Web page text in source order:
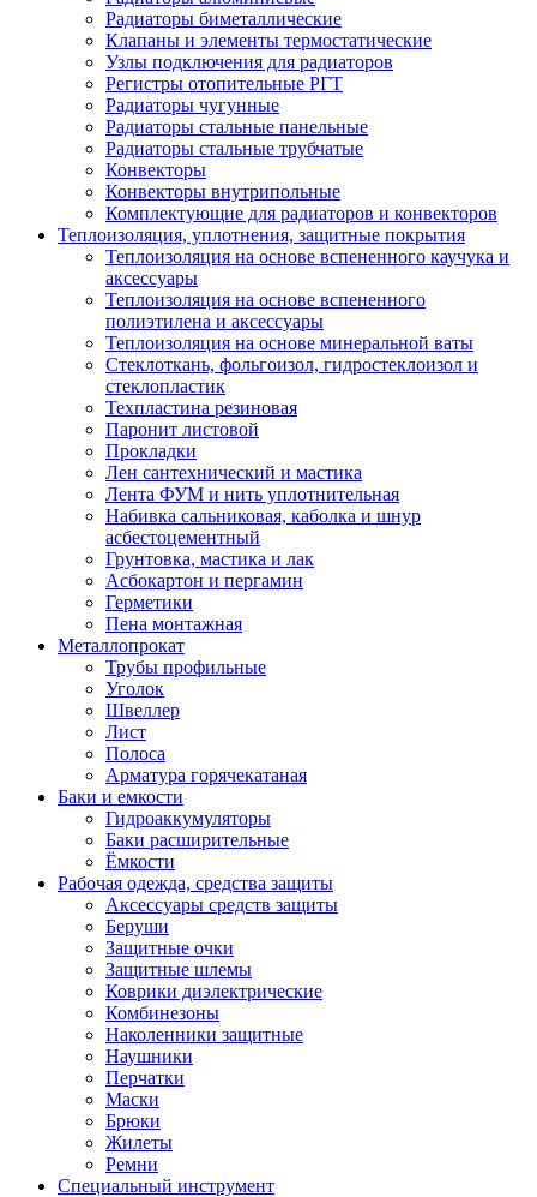
Радиаторы биметаллические
Клапаны и элементы термостатические
Узлы подключения для радиаторов
Регистры отопительные РГТ
Радиаторы чугунные
Радиаторы стальные панельные
Радиаторы стальные трубчатые
Конвекторы
Конвекторы внутрипольные
Комплектующие для радиаторов и конвекторов
Теплоизоляция, уплотнения, защитные покрытия
Теплоизоляция на основе вспененного каучука и
аксессуары
Теплоизоляция на основе вспененного
полиэтилена и аксессуары
Теплоизоляция на основе минеральной ваты
Стеклоткань, фольгоизол, гидростеклоизол и
стеклопластик
Техпластина резиновая
Паронит листовой
Прокладки
Лен сантехнический и мастика
Лента ФУМ и нить уплотнительная
Набивка сальниковая, каболка и шнур
асбестоцементный
Грунтовка, мастика и лак
Асбокартон и пергамин
Герметики
Пена монтажная
Металлопрокат
Трубы профильные
Уголок
Швеллер
Лист
Полоса
Арматура горячекатаная
Баки и емкости
Гидроаккумуляторы
Баки расширительные
Ёмкости
Рабочая одежда, средства защиты
Аксессуары средств защиты
Беруши
Защитные очки
Защитные шлемы
Коврики диэлектрические
Комбинезоны
Наколенники защитные
Наушники
Перчатки
Маски
Брюки
Жилеты
Ремни
Специальный инструмент